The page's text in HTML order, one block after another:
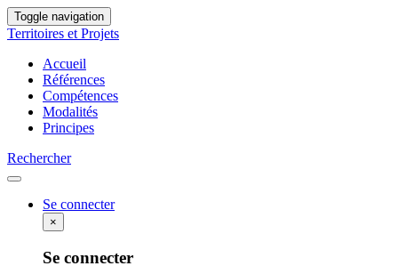
Toggle navigation
Territoires et Projets
Accueil
Références
Compétences
Modalités
Principes
Rechercher
Se connecter
×
Se connecter